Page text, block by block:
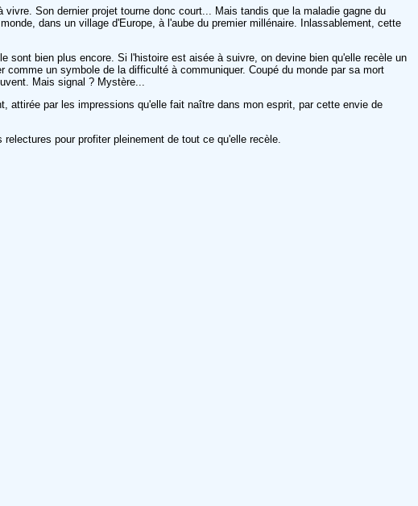
Son dernier projet tourne donc court... Mais tandis que la maladie gagne du
dans un village d'Europe, à l'aube du premier millénaire. Inlassablement, cette
sont bien plus encore. Si l'histoire est aisée à suivre, on devine bien qu'elle recèle un
comme un symbole de la difficulté à communiquer. Coupé du monde par sa mort
Mais signal ? Mystère...
attirée par les impressions qu'elle fait naître dans mon esprit, par cette envie de
pour profiter pleinement de tout ce qu'elle recèle.